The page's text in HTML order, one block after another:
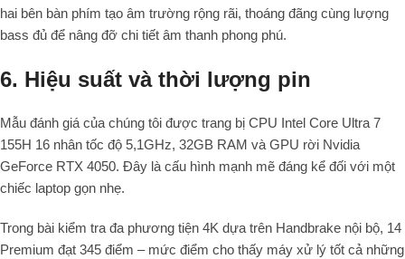
hai bên bàn phím tạo âm trường rộng rãi, thoáng đãng cùng lượng
bass đủ để nâng đỡ chi tiết âm thanh phong phú.
6. Hiệu suất và thời lượng pin
Mẫu đánh giá của chúng tôi được trang bị CPU Intel Core Ultra 7
155H 16 nhân tốc độ 5,1GHz, 32GB RAM và GPU rời Nvidia
GeForce RTX 4050. Đây là cấu hình mạnh mẽ đáng kể đối với một
chiếc laptop gọn nhẹ.
Trong bài kiểm tra đa phương tiện 4K dựa trên Handbrake nội bộ, 14
Premium đạt 345 điểm – mức điểm cho thấy máy xử lý tốt cả những